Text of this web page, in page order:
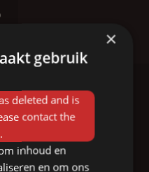
×
gebruik
deleted and is
contact the
inhoud en
en om ons